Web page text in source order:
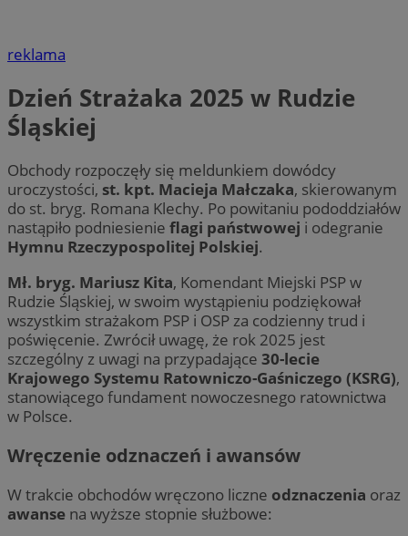
reklama
Dzień Strażaka 2025 w Rudzie
Śląskiej
Obchody rozpoczęły się meldunkiem dowódcy
uroczystości, st. kpt. Macieja Małczaka, skierowanym
do st. bryg. Romana Klechy. Po powitaniu pododdziałów
nastąpiło podniesienie flagi państwowej i odegranie
Hymnu Rzeczypospolitej Polskiej.
Mł. bryg. Mariusz Kita, Komendant Miejski PSP w
Rudzie Śląskiej, w swoim wystąpieniu podziękował
wszystkim strażakom PSP i OSP za codzienny trud i
poświęcenie. Zwrócił uwagę, że rok 2025 jest
szczególny z uwagi na przypadające 30-lecie
Krajowego Systemu Ratowniczo-Gaśniczego (KSRG),
stanowiącego fundament nowoczesnego ratownictwa
w Polsce.
Wręczenie odznaczeń i awansów
W trakcie obchodów wręczono liczne odznaczenia oraz
awanse na wyższe stopnie służbowe: